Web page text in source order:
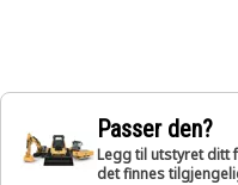
Passer den?
Legg til utstyret ditt
det finnes